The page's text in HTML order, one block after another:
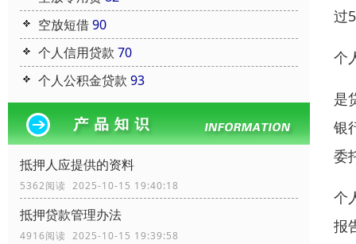
空放短借90
个人信用贷款 70
个人公积金贷款 93
抵押人应提供的资料
5362阅读 2025-10-15 19:40:18
抵押贷款管理办法
4916阅读 2025-10-15 19:39:58
过
个
是
银
委
个
报